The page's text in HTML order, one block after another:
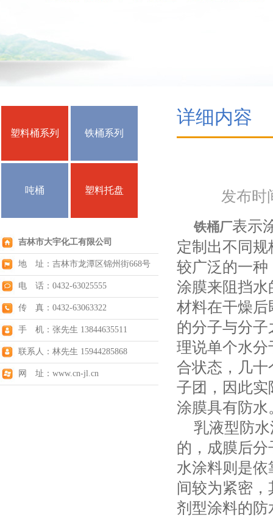
塑料桶系列 铁桶系列
吨桶 塑料托盘
吉林市大宇化工有限公司
地 址：吉林市龙潭区锦州街668号
电 话：0432-63025555
传 真：0432-63063322
手 机：张先生 13844635511
联系人：林先生 15944285868
网 址：www.cn-jl.cn
详细内容
发布时
铁桶厂表示
定制出不同
较广泛的一
涂膜来阻挡
材料在干燥
的分子与分
理说单个水
合状态，几
子团，因此
涂膜具有防水
乳液型防水
的，成膜后
水涂料则是
间较为紧密
剂型涂料的